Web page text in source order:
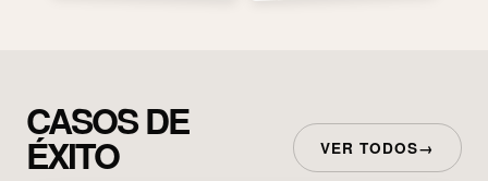
CASOS DE
ÉXITO VER TODOS→